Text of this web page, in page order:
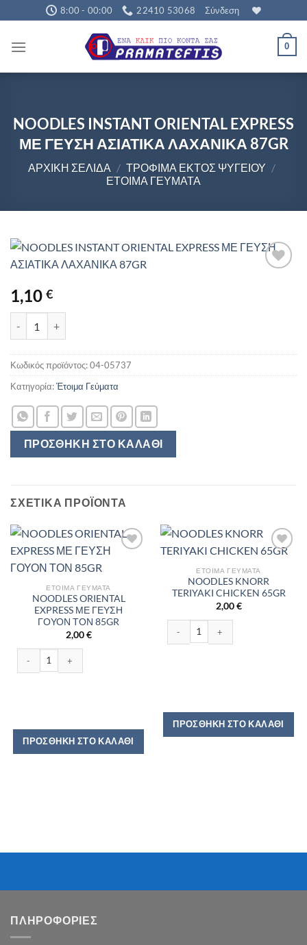
Μετάβαση
στο
περιεχόμενο
8:00 - 00:00 22410 53068 Σύνδεση
0
NOODLES INSTANT ORIENTAL EXPRESS
ΜΕ ΓΕΥΣΗ ΑΣΙΑΤΙΚΑ ΛΑΧΑΝΙΚΑ 87GR
ΑΡΧΙΚΉ ΣΕΛΊΔΑ / ΤΡΟΦΙΜΑ ΕΚΤΟΣ ΨΥΓΕΊΟΥ /
ΈΤΟΙΜΑ ΓΕΎΜΑΤΑ
1,10 €
ΠΡΟΣΘΉΚΗ ΣΤΟ ΚΑΛΆΘΙ
Κωδικός προϊόντος:04-05737
Κατηγορία:Έτοιμα Γεύματα
ΣΧΕΤΙΚΆ ΠΡΟΪΌΝΤΑ
ΈΤΟΙΜΑ ΓΕΎΜΑΤΑ
NOODLES ORIENTAL
EXPRESS ΜΕ ΓΕΥΣΗ
ΓΟΥΟΝ ΤΟΝ 85GR
2,00€
NOODLES ORIENTAL EXPRESS ΜΕ ΓΕΥΣΗ ΓΟΥΟΝ ΤΟΝ 85GR ποσότητα
ΠΡΟΣΘΉΚΗ ΣΤΟ ΚΑΛΆΘΙ
ΈΤΟΙΜΑ ΓΕΎΜΑΤΑ
NOODLES KNORR
TERIYAKI CHICKEN 65GR
2,00€
NOODLES KNORR TERIYAKI
ΠΡΟΣΘΉΚΗ ΣΤΟ ΚΑΛΆΘΙ
ΠΛΗΡΟΦΟΡΙΕΣ